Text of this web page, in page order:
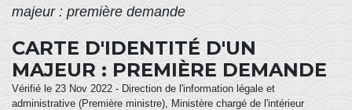
majeur : première demande
CARTE D'IDENTITÉ D'UN
MAJEUR : PREMIÈRE DEMANDE
Vérifié le 23 Nov 2022 - Direction de l'information légale et
administrative (Première ministre), Ministère chargé de l'intérieur